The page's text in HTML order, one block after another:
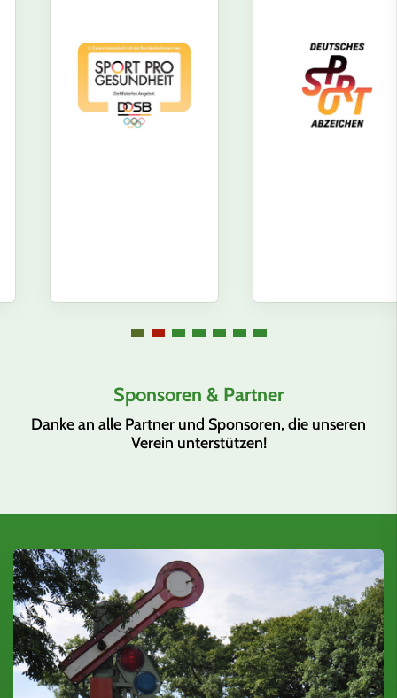
Sponsoren & Partner
Danke an alle Partner und Sponsoren, die unseren
Verein unterstützen!